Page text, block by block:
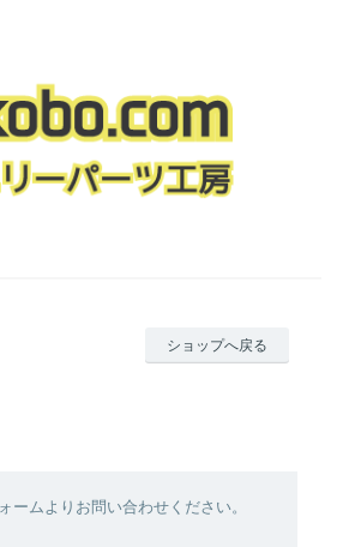
ショップへ戻る
ムよりお問い合わせください。